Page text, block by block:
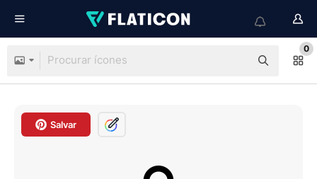
0
Salvar